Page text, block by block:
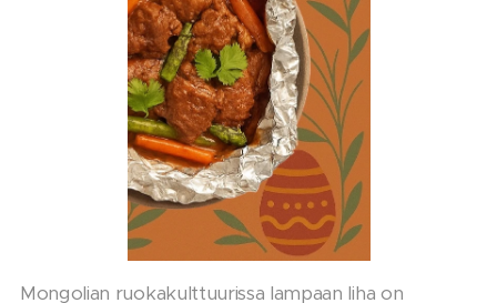
Mongolian ruokakulttuurissa lampaan liha on